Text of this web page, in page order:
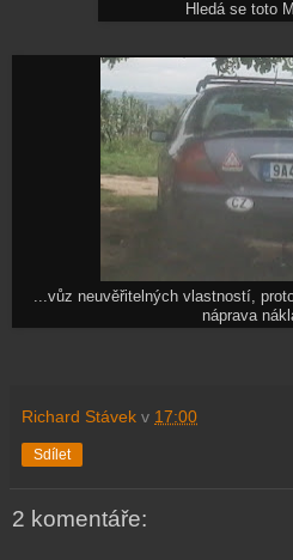
Hledá se toto
...vůz neuvěřitelných vlastností,
náprava
Richard Stávek v 17:00
Sdílet
2 komentáře: